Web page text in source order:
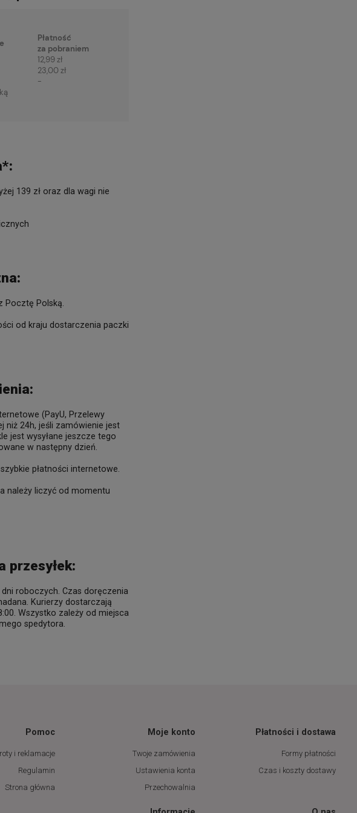
Płatność
za pobraniem
12,99 zł
23,00 zł
-
139 zł oraz dla wagi nie
Pocztę Polską.
od kraju dostarczenia paczki
(PayU, Przelewy
niż 24h, jeśli zamówienie jest
jest wysyłane jeszcze tego
w następny dzień.
płatności internetowe.
należy liczyć od momentu
przesyłek:
roboczych. Czas doręczenia
Kurierzy dostarczają
Wszystko zależy od miejsca
spedytora.
Pomoc
i reklamacje
Regulamin
Strona główna
Moje konto
Twoje zamówienia
Ustawienia konta
Przechowalnia
Płatności i dostawa
Formy płatności
Czas i koszty dostawy